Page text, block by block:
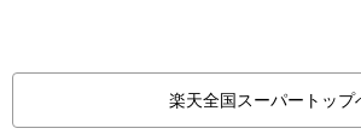
楽天全国スーパートップ